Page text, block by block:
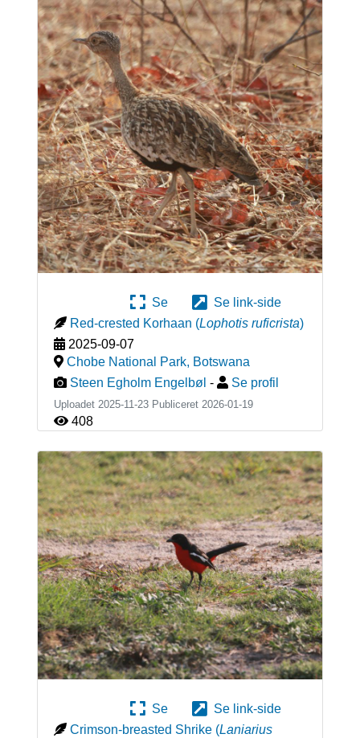
Se
Se link-side
Red-crested Korhaan (Lophotis ruficrista)
2025-09-07
Chobe National Park, Botswana
Steen Egholm Engelbøl - Se profil
Uploadet 2025-11-23 Publiceret 2026-01-19
408
Se
Se link-side
Crimson-breasted Shrike (Laniarius